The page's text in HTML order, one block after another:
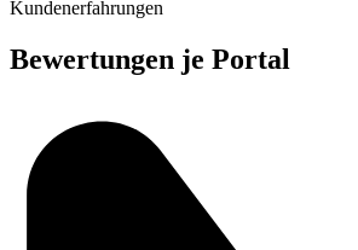
Kundenerfahrungen
Bewertungen je Portal